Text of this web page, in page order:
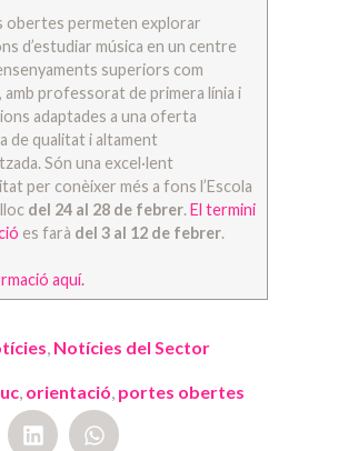
obertes permeten explorar
d’estudiar música en un centre
superiors com
amb professorat de primera línia i
adaptades a una oferta
de qualitat i altament
Són una excel·lent
per conèixer més a fons l’Escola
del 24 al 28 de febrer.El termini
es farà del 3 al 12 de febrer.
aquí.
, Notícies del Sector
, orientació, portes obertes